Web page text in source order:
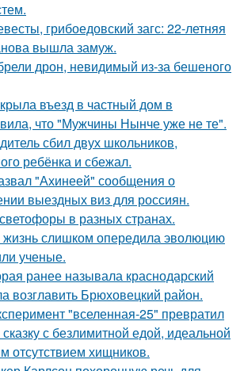
грибоедовский загс: 22-летняя
вышла замуж.
дрон, невидимый из-за бешеного
въезд в частный дом в
что "Мужчины Нынче уже не те".
сбил двух школьников,
ребёнка и сбежал.
"Ахинеей" сообщения о
выездных виз для россиян.
в разных странах.
слишком опередила эволюцию
ученые.
ранее называла краснодарский
возглавить Брюховецкий район.
"вселенная-25" превратил
с безлимитной едой, идеальной
отсутствием хищников.